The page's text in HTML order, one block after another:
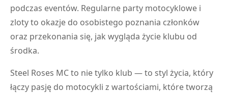
podczas eventów. Regularne party motocyklowe i
zloty to okazje do osobistego poznania członków
oraz przekonania się, jak wygląda życie klubu od
środka.
Steel Roses MC to nie tylko klub — to styl życia, który
łączy pasję do motocykli z wartościami, które tworzą